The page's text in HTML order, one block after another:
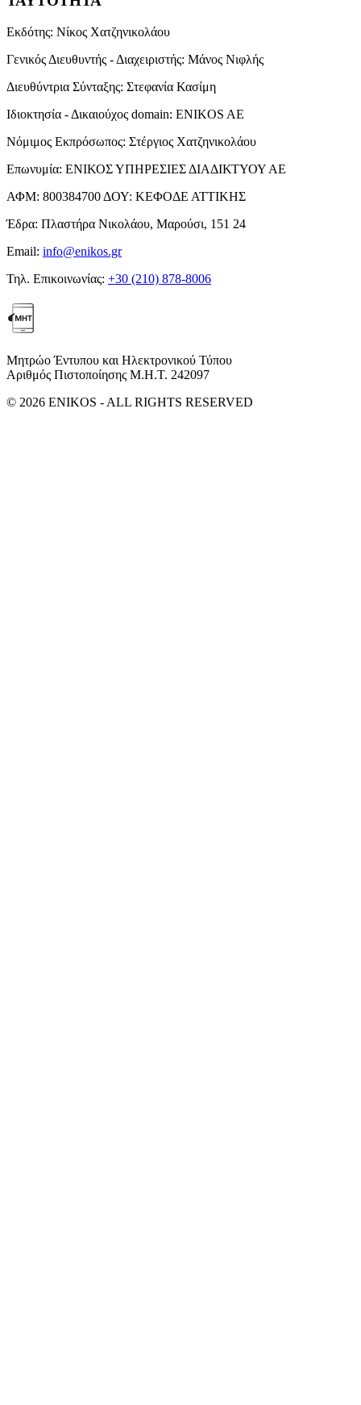
Εκδότης: Νίκος Χατζηνικολάου
Γενικός Διευθυντής - Διαχειριστής: Μάνος Νιφλής
Διευθύντρια Σύνταξης: Στεφανία Κασίμη
Ιδιοκτησία - Δικαιούχος domain: ENIKOS AE
Νόμιμος Εκπρόσωπος: Στέργιος Χατζηνικολάου
Επωνυμία: ΕΝΙΚΟΣ ΥΠΗΡΕΣΙΕΣ ΔΙΑΔΙΚΤΥΟΥ ΑΕ
ΑΦΜ: 800384700 ΔΟΥ: ΚΕΦΟΔΕ ΑΤΤΙΚΗΣ
Έδρα: Πλαστήρα Νικολάου, Μαρούσι, 151 24
Email: info@enikos.gr
Τηλ. Επικοινωνίας: +30 (210) 878-8006
Μητρώο Έντυπου και Ηλεκτρονικού Τύπου
Αριθμός Πιστοποίησης Μ.Η.Τ. 242097
© 2026 ENIKOS - ALL RIGHTS RESERVED